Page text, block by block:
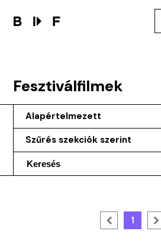
Fesztiválfilmek
Alapértelmezett
Szűrés szekciók szerint
1